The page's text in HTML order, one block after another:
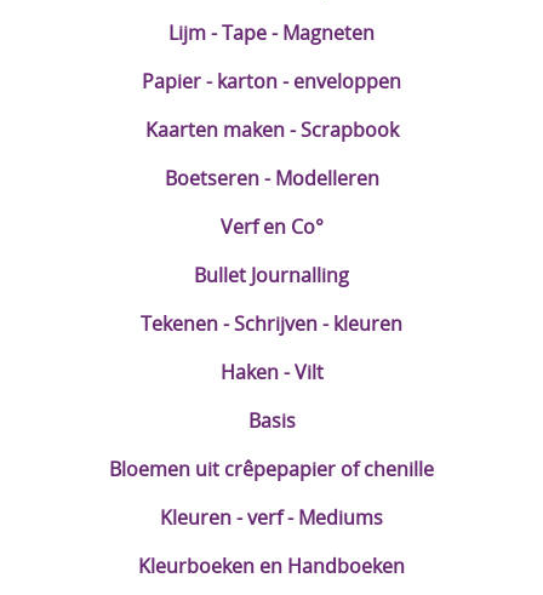
Lijm - Tape - Magneten
Papier - karton - enveloppen
Kaarten maken - Scrapbook
Boetseren - Modelleren
Verf en Co°
Bullet Journalling
Tekenen - Schrijven - kleuren
Haken - Vilt
Basis
Bloemen uit crêpepapier of chenille
Kleuren - verf - Mediums
Kleurboeken en Handboeken